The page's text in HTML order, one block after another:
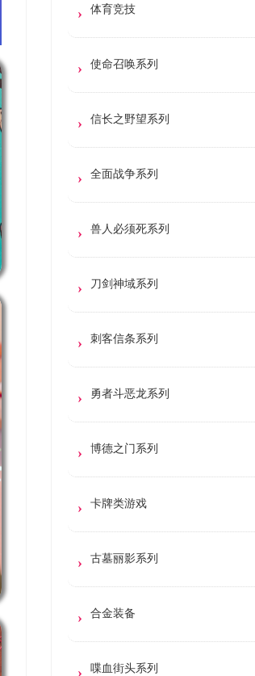
体育竞技
使命召唤系列
信长之野望系列
全面战争系列
兽人必须死系列
刀剑神域系列
刺客信条系列
勇者斗恶龙系列
博德之门系列
卡牌类游戏
古墓丽影系列
合金装备
喋血街头系列